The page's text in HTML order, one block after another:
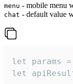
menu - mobile menu
chat - default value
let
let